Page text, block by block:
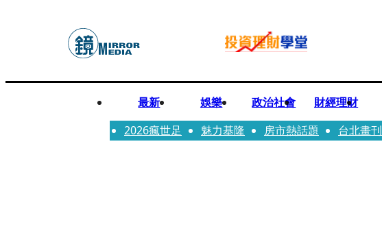
最新 娛樂 政治社會 財經理財
2026瘋世足
魅力基隆 房市熱話題 台北畫刊